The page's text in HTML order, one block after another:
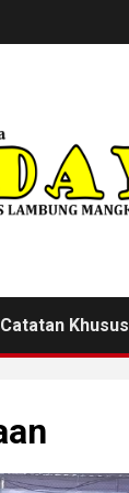
Catatan Khusus